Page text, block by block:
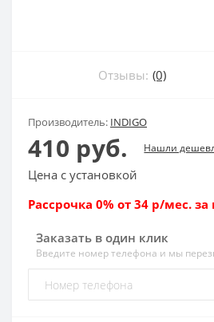
Отзывы: (0)
Производитель: INDIGO
410 руб. Нашли
Цена с установкой
Рассрочка 0% от 34 р/мес. за
Заказать в один клик
Введите номер телефона и мы